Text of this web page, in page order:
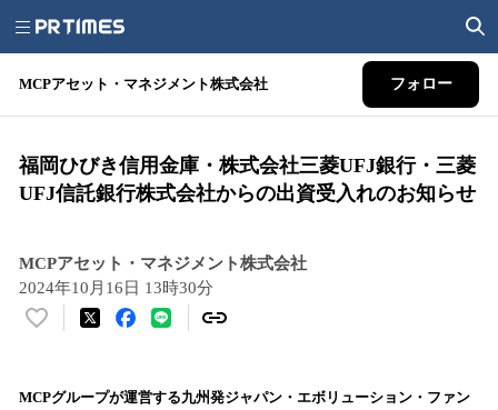
MCPアセット・マネジメント株式会社 フォロー
福岡ひびき信用金庫・株式会社三菱UFJ銀行・三菱
UFJ信託銀行株式会社からの出資受入れのお知らせ
MCPアセット・マネジメント株式会社
2024年10月16日 13時30分
い
！
MCPグループが運営する九州発ジャパン・エボリューション・ファン